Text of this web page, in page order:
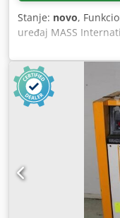
Stanje: novo,
uređaj MASS
transportno traka /
moguća Primer kao
transportna traka sa
deo: 600 mm Uzlazni
Korisna širina: 250
motora) Visina
uglovi za ulazni i
crna Cedpfjiz S Htsx
profila: 500 mm
m/min Standardna
stop tasterom
Trodela levka za